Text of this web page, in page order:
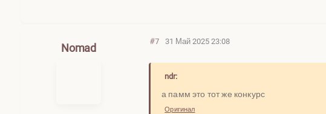
Nomad
#7 31 Май 2025 23:08
ndr:
а памм это тот же конкурс
Оригинал